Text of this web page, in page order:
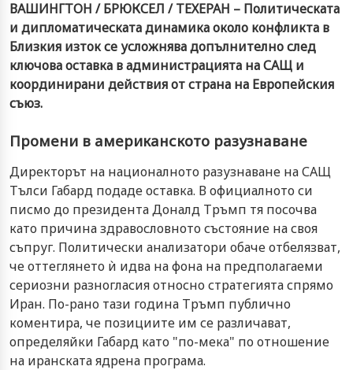
ВАШИНГТОН / БРЮКСЕЛ / ТЕХЕРАН – Политическата
и дипломатическата динамика около конфликта в
Близкия изток се усложнява допълнително след
ключова оставка в администрацията на САЩ и
координирани действия от страна на Европейския
съюз.
Промени в американското разузнаване
Директорът на националното разузнаване на САЩ
Тълси Габард подаде оставка. В официалното си
писмо до президента Доналд Тръмп тя посочва
като причина здравословното състояние на своя
съпруг. Политически анализатори обаче отбелязват,
че оттеглянето ѝ идва на фона на предполагаеми
сериозни разногласия относно стратегията спрямо
Иран. По-рано тази година Тръмп публично
коментира, че позициите им се различават,
определяйки Габард като "по-мека" по отношение
на иранската ядрена програма.